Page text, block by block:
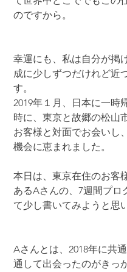
のですから。
幸運にも、私は自分が掲
成に少しずつだけれど近
す。
2019年１月、日本に一時
時に、東京と故郷の松山
お客様と対面でお会いし
機会に恵まれました。
本日は、東京在住のお客
あるAさんの、7週間プロ
て少し書いてみようと思
Aさんとは、2018年に共
通して出会ったのがきっ